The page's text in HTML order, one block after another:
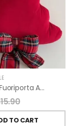
Addobbo Fuoriporta Alberello Velluto Rosso Con Fiocchetto Tartan
15.90
TO CART